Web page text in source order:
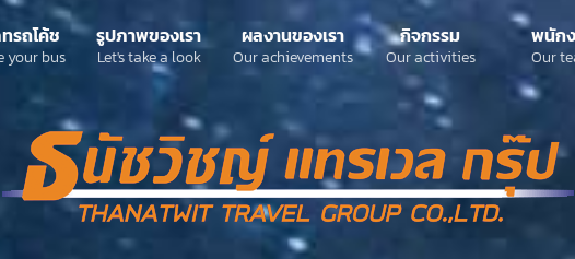
รถโค้ช
your bus
รูปภาพของเรา
Let's take a look
ผลงานของเรา
Our achievements
กิจกรรม
Our activities
พนัก
Our